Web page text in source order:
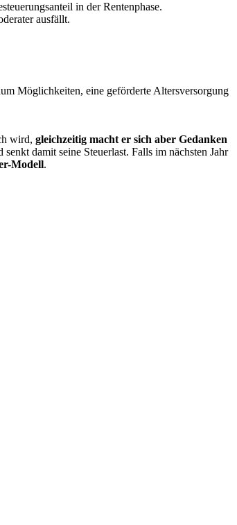
in der Rentenphase.
ausfällt.
Möglichkeiten, eine geförderte Altersversorgung
wird, gleichzeitig macht er sich aber Gedanken
damit seine Steuerlast. Falls im nächsten Jahr
Modell.